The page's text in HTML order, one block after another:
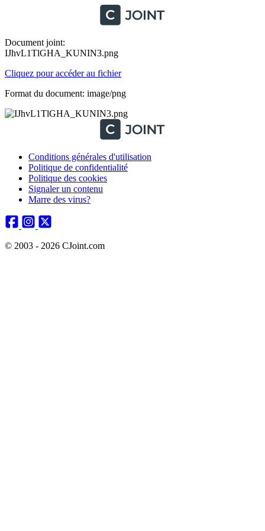
Document joint:
IJhvL1TlGHA_KUNIN3.png
Cliquez pour accéder au fichier
Format du document: image/png
Conditions générales d'utilisation
Politique de confidentialité
Politique des cookies
Signaler un contenu
Marre des virus?
© 2003 - 2026 CJoint.com